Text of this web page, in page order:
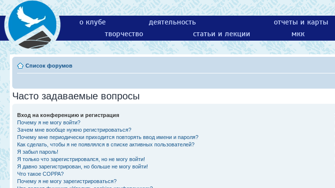
о клубе деятельность отчеты и карты
творчество
статьи и лекции мкк
Список форумов
Часто задаваемые вопросы
Вход на конференцию и регистрация
Почему я не могу войти?
Зачем мне вообще нужно регистрироваться?
Почему мне периодически приходится повторять ввод имени и пароля?
Как сделать, чтобы я не появлялся в списке активных пользователей?
Я забыл пароль!
Я только что зарегистрировался, но не могу войти!
Я давно зарегистрирован, но больше не могу войти!
Что такое COPPA?
Почему я не могу зарегистрироваться?